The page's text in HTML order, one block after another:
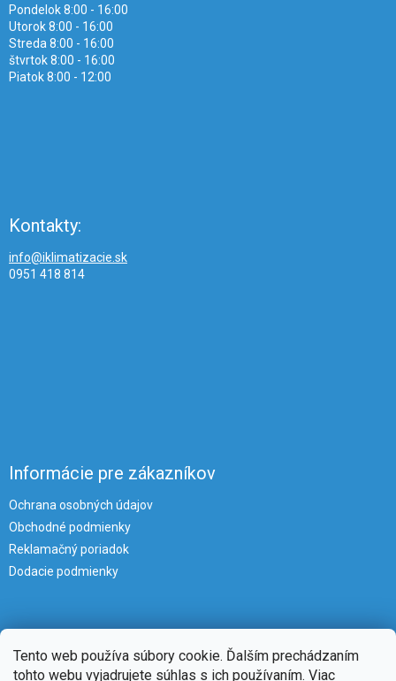
Tento web používa súbory cookie. Ďalším prechádzaním
tohto webu vyjadrujete súhlas s ich používaním. Viac
Pondelok 8:00 - 16:00
Utorok 8:00 - 16:00
Streda 8:00 - 16:00
štvrtok 8:00 - 16:00
Piatok 8:00 - 12:00
Kontakty:
info@iklimatizacie.sk
0951 418 814
Informácie pre zákazníkov
Ochrana osobných údajov
Obchodné podmienky
Reklamačný poriadok
Dodacie podmienky